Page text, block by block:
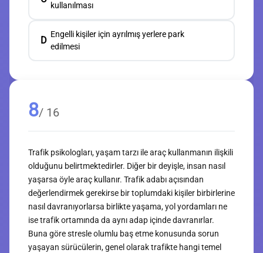
kullanılması
D
Engelli kişiler için ayrılmış yerlere park
edilmesi
8/ 16
Trafik psikologları, yaşam tarzı ile araç kullanmanın ilişkili
olduğunu belirtmektedirler. Diğer bir deyişle, insan nasıl
yaşarsa öyle araç kullanır. Trafik adabı açısından
değerlendirmek gerekirse bir toplumdaki kişiler birbirlerine
nasıl davranıyorlarsa birlikte yaşama, yol yordamları ne
ise trafik ortamında da aynı adap içinde davranırlar.
Buna göre stresle olumlu baş etme konusunda sorun
yaşayan sürücülerin, genel olarak trafikte hangi temel